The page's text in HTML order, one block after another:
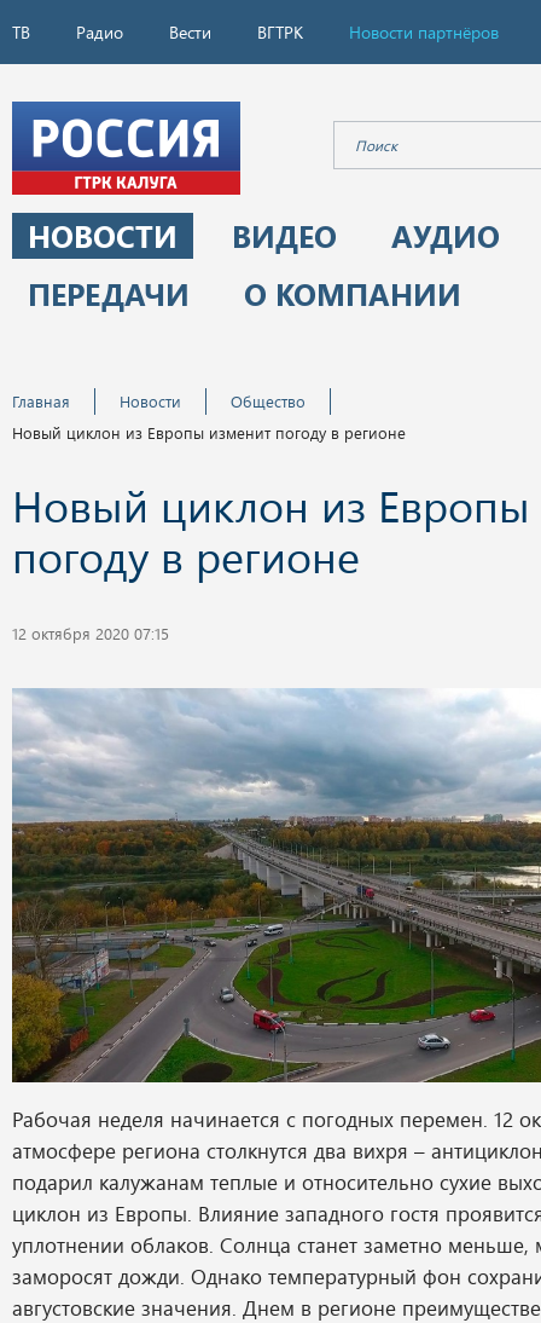
ТВ Радио Вести ВГТРК Новости партнёров
НОВОСТИ ВИДЕО
АУДИО
ПЕРЕДАЧИ
О КОМПАНИИ
Главная Новости
Общество
Новый циклон из Европы изменит погоду в регионе
Новый циклон из Европы
погоду в регионе
12 октября 2020 07:15
Рабочая неделя начинается с погодных перемен. 12
атмосфере региона столкнутся два вихря –
подарил калужанам теплые и относительно сухие
циклон из Европы. Влияние западного гостя
уплотнении облаков. Солнца станет заметно меньше,
заморосят дожди. Однако температурный фон
августовские значения. Днем в регионе